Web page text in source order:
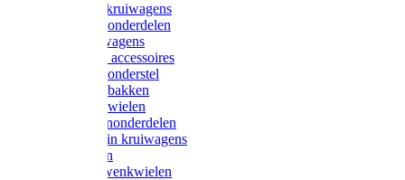
Landbouwkruiwagens
Kruiwagenonderdelen
Bouwkruiwagens
Kruiwagen accessoires
Kruiwagenonderstel
Kruiwagenbakken
Kruiwagenwielen
Steekwagenonderdelen
Huis en Tuin kruiwagens
Steekwagen
Bok- en Zwenkwielen